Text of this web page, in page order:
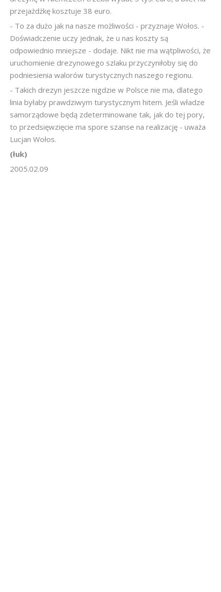
przejażdżkę kosztuje 38 euro.
- To za dużo jak na nasze możliwości - przyznaje Wołos. -
Doświadczenie uczy jednak, że u nas koszty są
odpowiednio mniejsze - dodaje. Nikt nie ma wątpliwości, że
uruchomienie drezynowego szlaku przyczyniłoby się do
podniesienia walorów turystycznych naszego regionu.
- Takich drezyn jeszcze nigdzie w Polsce nie ma, dlatego
linia byłaby prawdziwym turystycznym hitem. Jeśli władze
samorządowe będą zdeterminowane tak, jak do tej pory,
to przedsięwzięcie ma spore szanse na realizację - uważa
Lucjan Wołos.
(łuk)
2005.02.09